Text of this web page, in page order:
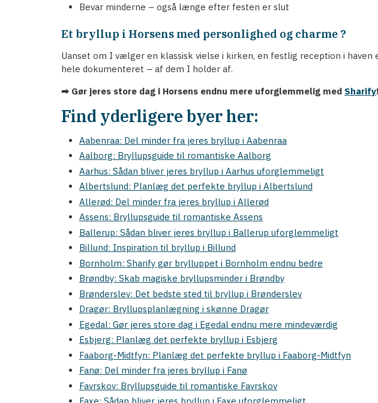
Bevar minderne – også længe efter festen er slut
Et bryllup i Horsens med personlighed og charme ?
Uanset om I vælger en klassisk vielse i kirken, en festlig reception i
hele dokumenteret – af dem I holder af.
➡ Gør jeres store dag i Horsens endnu mere uforglemmelig med Sharify!
Find yderligere byer her:
Aabenraa: Del minder fra jeres bryllup i Aabenraa
Aalborg: Bryllupsguide til romantiske Aalborg
Aarhus: Sådan bliver jeres bryllup i Aarhus uforglemmeligt
Albertslund: Planlæg det perfekte bryllup i Albertslund
Allerød: Del minder fra jeres bryllup i Allerød
Assens: Bryllupsguide til romantiske Assens
Ballerup: Sådan bliver jeres bryllup i Ballerup uforglemmeligt
Billund: Inspiration til bryllup i Billund
Bornholm: Sharify gør brylluppet i Bornholm endnu bedre
Brøndby: Skab magiske bryllupsminder i Brøndby
Brønderslev: Det bedste sted til bryllup i Brønderslev
Dragør: Bryllupsplanlægning i skønne Dragør
Egedal: Gør jeres store dag i Egedal endnu mere mindeværdig
Esbjerg: Planlæg det perfekte bryllup i Esbjerg
Faaborg-Midtfyn: Planlæg det perfekte bryllup i Faaborg-Midtfyn
Fanø: Del minder fra jeres bryllup i Fanø
Favrskov: Bryllupsguide til romantiske Favrskov